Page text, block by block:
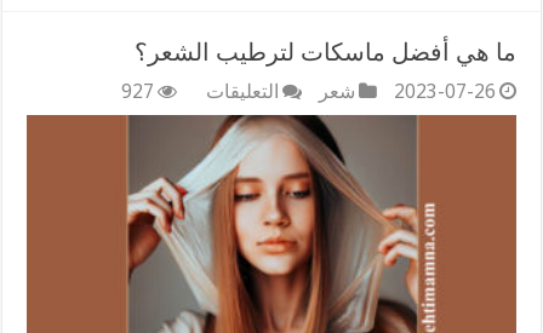
ما هي أفضل ماسكات لترطيب الشعر؟
2023-07-26 شعر التعليقات على
ما
أفضل
ماسكات
لترطيب
الشعر؟
مغلقة
927